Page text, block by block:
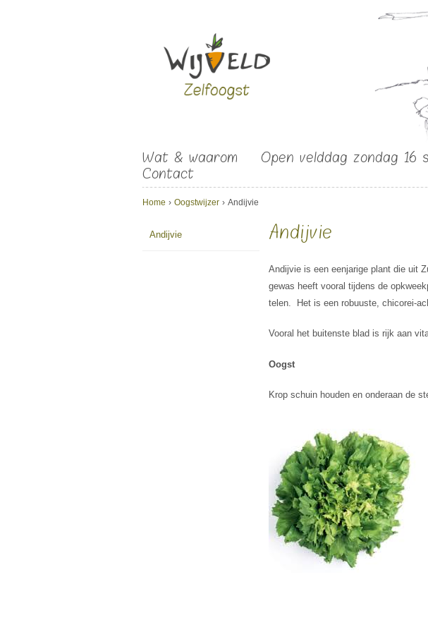
Wat & waarom Open velddag zondag 16
Contact
U bent hier
Home › Oogstwijzer › Andijvie
Andijvie Andijvie
Andijvie is een eenjarige plant die uit
gewas heeft vooral tijdens de
telen. Het is een robuuste, chicorei-
Vooral het buitenste blad is rijk aan
Oogst
Krop schuin houden en onderaan de